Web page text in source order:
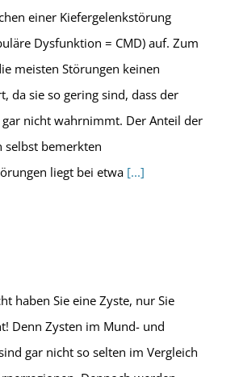
einer Kiefergelenkstörung
Dysfunktion = CMD) auf. Zum
meisten Störungen keinen
da sie so gering sind, dass der
nicht wahrnimmt. Der Anteil der
selbst bemerkten
liegt bei etwa [...]
haben Sie eine Zyste, nur Sie
Denn Zysten im Mund- und
gar nicht so selten im Vergleich